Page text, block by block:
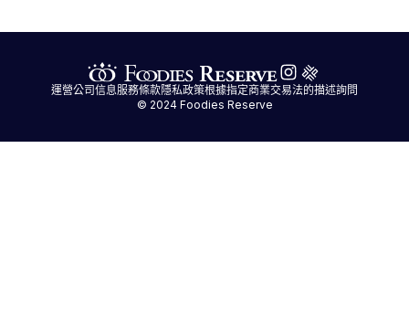
運營公司信息服務條款隱私政策根據指定商業交易法的描述詢問
© 2024 Foodies Reserve